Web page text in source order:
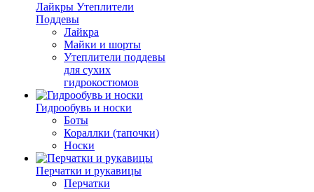
Лайкры Утеплители
Поддевы
Лайкра
Майки и шорты
Утеплители поддевы
для сухих
гидрокостюмов
Гидрообувь и носки
Боты
Кораллки (тапочки)
Носки
Перчатки и рукавицы
Перчатки